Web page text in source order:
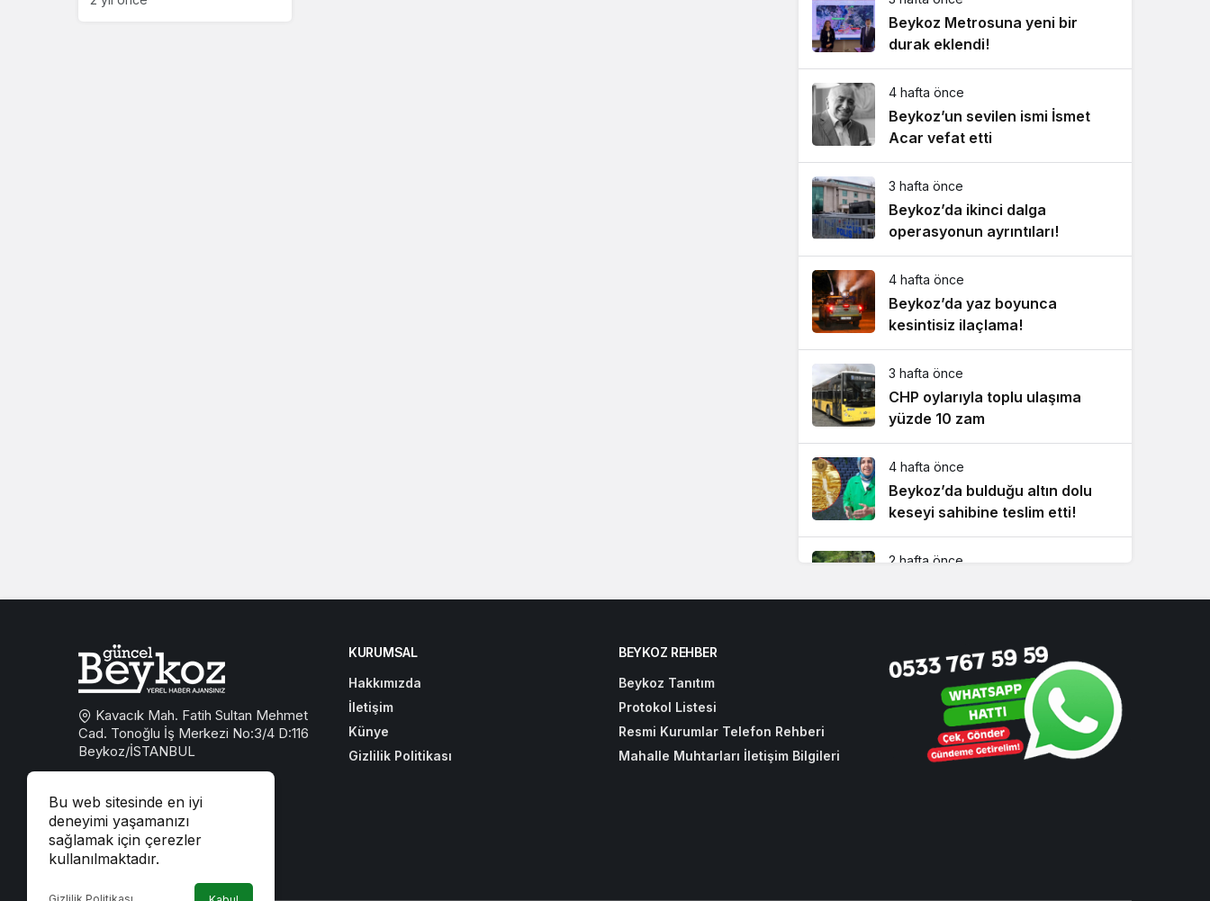
Beykoz Metrosuna yeni bir
durak eklendi!
4 hafta önce
Beykoz’un sevilen ismi İsmet
Acar vefat etti
3 hafta önce
Beykoz’da ikinci dalga
operasyonun ayrıntıları!
4 hafta önce
Beykoz’da yaz boyunca
kesintisiz ilaçlama!
3 hafta önce
CHP oylarıyla toplu ulaşıma
yüzde 10 zam
4 hafta önce
Beykoz’da bulduğu altın dolu
keseyi sahibine teslim etti!
2 hafta önce
4 hafta önce
Dikkat! Beykoz’un 4 büyük
mahallesinde su kesintisi
Bu web sitesinde en iyi
deneyimi yaşamanızı
sağlamak için çerezler
kullanılmaktadır.
Kavacık Mah. Fatih Sultan Mehmet
Cad. Tonoğlu İş Merkezi No:3/4 D:116
Beykoz/İSTANBUL
beykozguncel@gmail.com
iletisim@beykozguncel.com
KURUMSAL
Hakkımızda
İletişim
Künye
Gizlilik Politikası
BEYKOZ REHBER
Beykoz Tanıtım
Protokol Listesi
Resmi Kurumlar Telefon Rehberi
Mahalle Muhtarları İletişim Bilgileri